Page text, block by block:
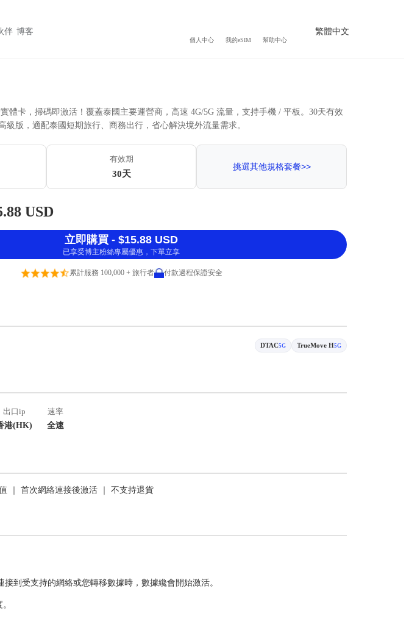
伴 博客
個人中心 我的eSIM 幫助中心
繁體中文
體卡，掃碼即激活！覆蓋泰國主要運營商，高速 4G/5G 流量，支持手機 / 平板。30天有效
級版，適配泰國短期旅行、商務出行，省心解決境外流量需求。
有效期
30天
挑選其他規格套餐>>
USD
立即購買 - $15.88 USD
已享受博主粉絲專屬優惠，下單立享
累計服務 100,000 + 旅行者 付款過程保證安全
DTAC5G TrueMove H5G
出口ip
港(HK)
速率
全速
｜ 首次網絡連接後激活 ｜ 不支持退貨
接到受支持的網絡或您轉移數據時，數據纔會開始激活。